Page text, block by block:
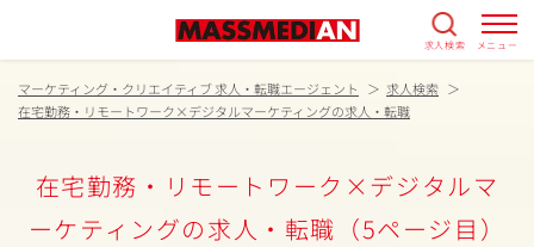
求人検索 メニュー
マーケティング・クリエイティブ 求人・転職エージェント
求人検索
在宅勤務・リモートワーク×デジタルマーケティングの求人・転職
在宅勤務・リモートワーク×デジタルマ
ーケティングの求人・転職（5ページ目）